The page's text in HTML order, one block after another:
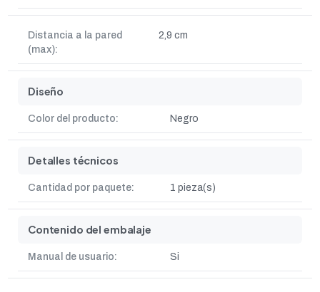
Distancia a la pared
(max):
2,9 cm
Diseño
Color del producto: Negro
Detalles técnicos
Cantidad por paquete: 1 pieza(s)
Contenido del embalaje
Manual de usuario: Si